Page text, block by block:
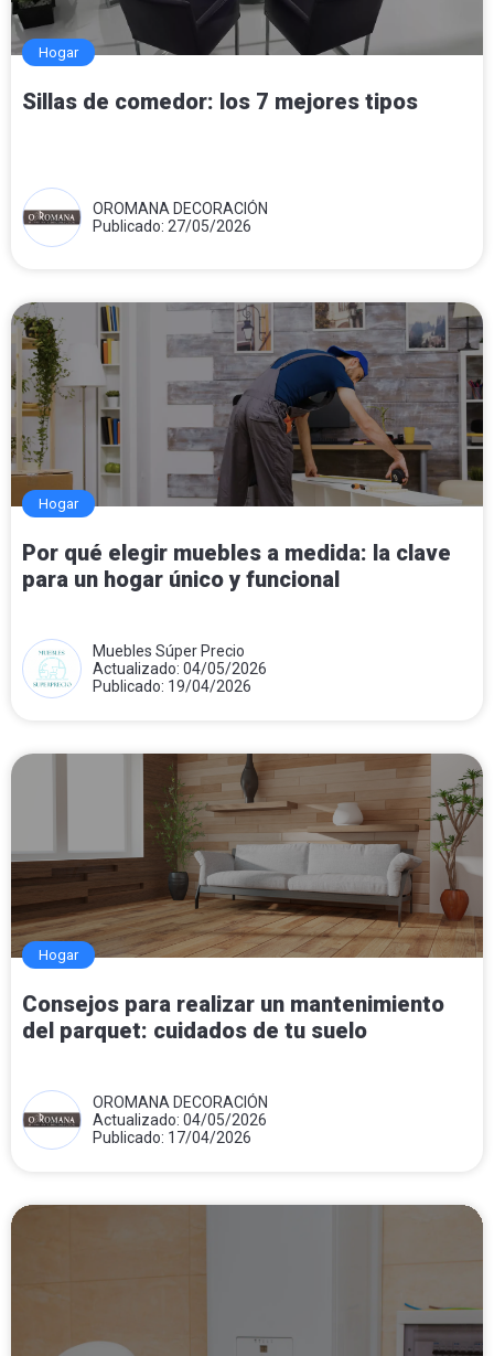
Hogar
Sillas de comedor: los 7 mejores tipos
OROMANA DECORACIÓN
Publicado: 27/05/2026
Hogar
Por qué elegir muebles a medida: la clave
para un hogar único y funcional
Muebles Súper Precio
Actualizado: 04/05/2026
Publicado: 19/04/2026
Hogar
Consejos para realizar un mantenimiento
del parquet: cuidados de tu suelo
OROMANA DECORACIÓN
Actualizado: 04/05/2026
Publicado: 17/04/2026